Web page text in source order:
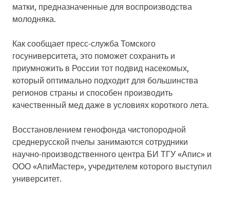
матки, предназначенные для воспроизводства
молодняка.
Как сообщает пресс-служба Томского
госуниверситета, это поможет сохранить и
приумножить в России тот подвид насекомых,
который оптимально подходит для большинства
регионов страны и способен производить
качественный мед даже в условиях короткого лета.
Восстановлением генофонда чистопородной
среднерусской пчелы занимаются сотрудники
научно-производственного центра БИ ТГУ «Апис» и
ООО «АпиМастер», учредителем которого выступил
университет.